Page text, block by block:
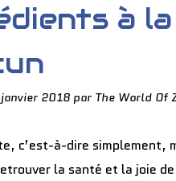
à
2018 par The World Of
c’est-à-dire simplement,
la santé et la joie